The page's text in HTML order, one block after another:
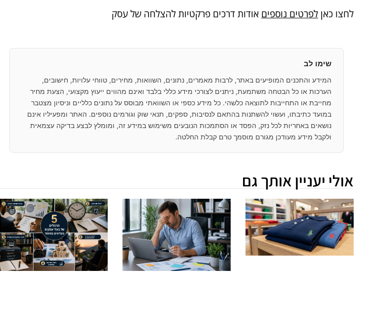
לחצו כאן לפרטים נוספים אודות דרכים פרקטיות להצלחה של עסק
שימו לב
המידע והתכנים המופיעים באתר, לרבות מאמרים, נתונים, השוואות, מחירים, טווחי עלויות, חישובים,
הערכות או כל הבטחה משתמעת, ניתנים לצורכי מידע כללי בלבד ואינם מהווים ייעוץ מקצועי, הצעת מחיר
מחייבת או התחייבות לתוצאה כלשהי. כל מידע כספי או השוואתי מבוסס על נתונים כלליים וניסיון מצטבר
במועד כתיבתו, ועשוי להשתנות בהתאם לנסיבות, ספקים, תנאי שוק וגורמים נוספים. האתר ומפעיליו אינם
נושאים באחריות לכל נזק, הפסד או הסתמכות הנובעים משימוש במידע זה, ומומלץ לבצע בדיקה עצמאית
ולקבל מידע מעודכן מגורם מוסמך טרם קבלת החלטה.
אולי יעניין אותך גם